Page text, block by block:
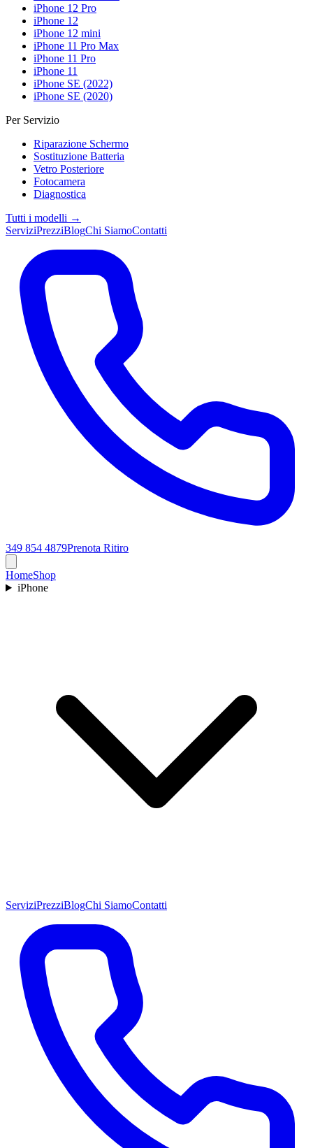
iPhone 12 Pro
iPhone 12
iPhone 12 mini
iPhone 11 Pro Max
iPhone 11 Pro
iPhone 11
iPhone SE (2022)
iPhone SE (2020)
Per Servizio
Riparazione Schermo
Sostituzione Batteria
Vetro Posteriore
Fotocamera
Diagnostica
Tutti i modelli →
ServiziPrezziBlogChi SiamoContatti
349 854 4879Prenota Ritiro
HomeShop
iPhone
ServiziPrezziBlogChi SiamoContatti